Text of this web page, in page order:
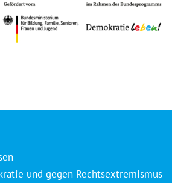
und gegen Rechtsextremismus